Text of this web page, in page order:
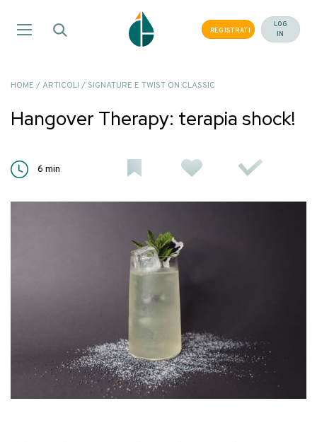
REGISTRATI
LOG
IN
HOME /ARTICOLI / SIGNATURE E TWIST ON CLASSIC
Hangover Therapy: terapia shock!
6 min